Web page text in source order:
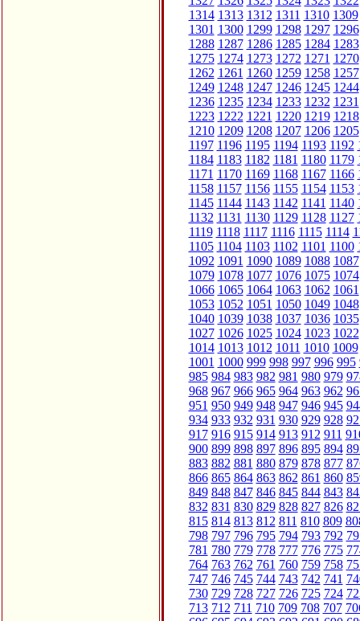
1314 1313 1312 1311 1310 1309
1301 1300 1299 1298 1297 1296
1288 1287 1286 1285 1284 1283
1275 1274 1273 1272 1271 1270
1262 1261 1260 1259 1258 1257
1249 1248 1247 1246 1245 1244
1236 1235 1234 1233 1232 1231
1223 1222 1221 1220 1219 1218
1210 1209 1208 1207 1206 1205
1197 1196 1195 1194 1193 1192
1184 1183 1182 1181 1180 1179
1171 1170 1169 1168 1167 1166
1158 1157 1156 1155 1154 1153
1145 1144 1143 1142 1141 1140
1132 1131 1130 1129 1128 1127
1119 1118 1117 1116 1115 1114
1105 1104 1103 1102 1101 1100
1092 1091 1090 1089 1088 1087
1079 1078 1077 1076 1075 1074
1066 1065 1064 1063 1062 1061
1053 1052 1051 1050 1049 1048
1040 1039 1038 1037 1036 1035
1027 1026 1025 1024 1023 1022
1014 1013 1012 1011 1010 1009
1001 1000 999 998 997 996 995
985 984 983 982 981 980 979
968 967 966 965 964 963 962
951 950 949 948 947 946 945
934 933 932 931 930 929 928
917 916 915 914 913 912 911
900 899 898 897 896 895 894
883 882 881 880 879 878 877
866 865 864 863 862 861 860
849 848 847 846 845 844 843
832 831 830 829 828 827 826
815 814 813 812 811 810 809
798 797 796 795 794 793 792
781 780 779 778 777 776 775
764 763 762 761 760 759 758
747 746 745 744 743 742 741
730 729 728 727 726 725 724
713 712 711 710 709 708 707